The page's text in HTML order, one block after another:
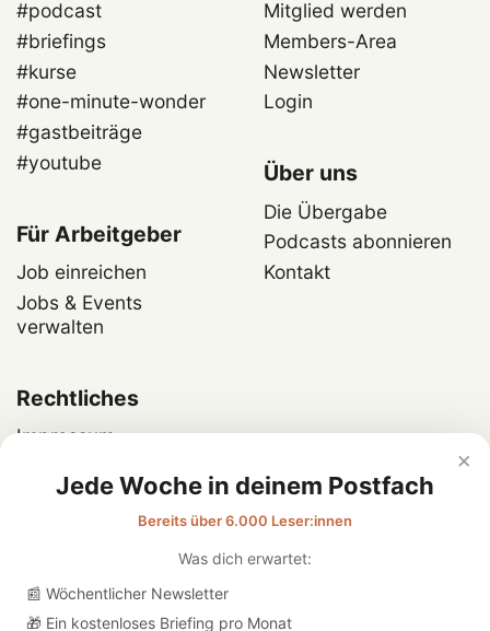
#podcast
#briefings
#kurse
#one-minute-wonder
#gastbeiträge
#youtube
Mitglied werden
Members-Area
Newsletter
Login
Für Arbeitgeber
Job einreichen
Jobs & Events
verwalten
Über uns
Die Übergabe
Podcasts abonnieren
Kontakt
Rechtliches
Impressum
×
Jede Woche in deinem Postfach
Bereits über 6.000 Leser:innen
Was dich erwartet:
📰 Wöchentlicher Newsletter
🎁 Ein kostenloses Briefing pro Monat